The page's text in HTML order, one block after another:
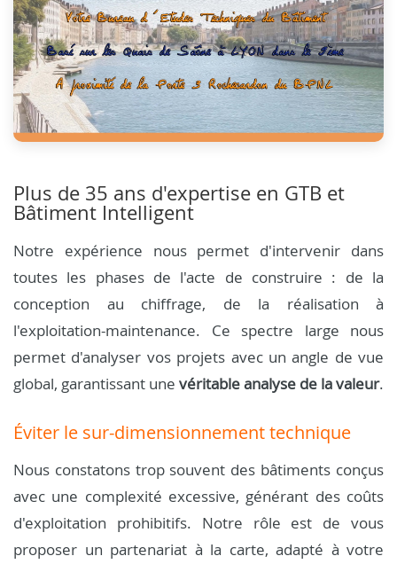
Plus de 35 ans d'expertise en GTB et
Bâtiment Intelligent
Notre expérience nous permet d'intervenir dans
toutes les phases de l'acte de construire : de la
conception au chiffrage, de la réalisation à
l'exploitation-maintenance. Ce spectre large nous
permet d'analyser vos projets avec un angle de vue
global, garantissant une véritable analyse de la valeur.
Éviter le sur-dimensionnement technique
Nous constatons trop souvent des bâtiments conçus
avec une complexité excessive, générant des coûts
d'exploitation prohibitifs. Notre rôle est de vous
proposer un partenariat à la carte, adapté à votre